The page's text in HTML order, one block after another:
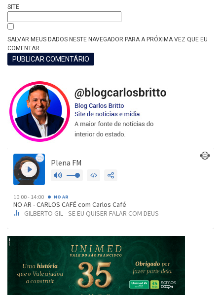
SITE
SALVAR MEUS DADOS NESTE NAVEGADOR PARA A PRÓXIMA VEZ QUE EU
COMENTAR.